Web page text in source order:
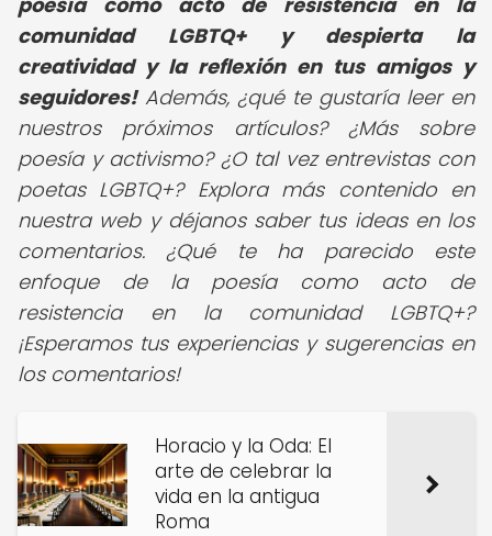
comunidad LGBTQ+ y despierta la
creatividad y la reflexión en tus amigos y
seguidores!Además, ¿qué te gustaría leer en
nuestros próximos artículos? ¿Más sobre
poesía y activismo? ¿O tal vez entrevistas con
poetas LGBTQ+? Explora más contenido en
nuestra web y déjanos saber tus ideas en los
comentarios. ¿Qué te ha parecido este
enfoque de la poesía como acto de
resistencia en la comunidad LGBTQ+?
¡Esperamos tus experiencias y sugerencias en
los comentarios!
Horacio y la Oda: El
arte de celebrar la
vida en la antigua
Roma